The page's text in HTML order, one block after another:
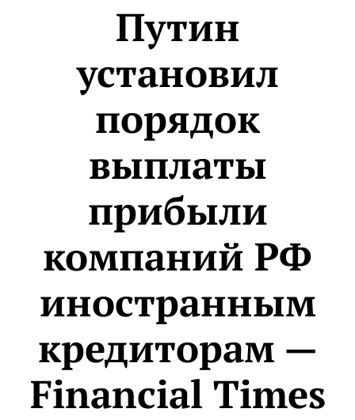
Путин
установил
порядок
выплаты
прибыли
компаний РФ
иностранным
кредиторам —
Financial Times